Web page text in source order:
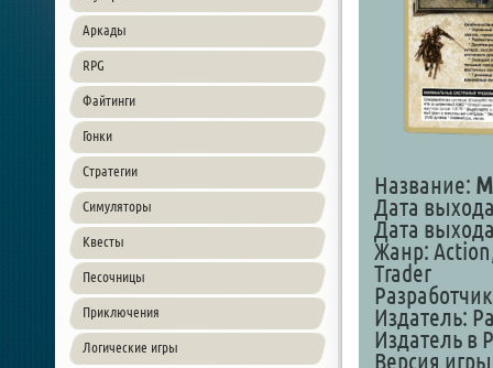
Аркады
RPG
Файтинги
Гонки
Стратегии
Симуляторы
Квесты
Песочницы
Приключения
Логические игры
Название:
Дата
Дата
Жанр:
Trader
Издатель:
Издатель в
Версия